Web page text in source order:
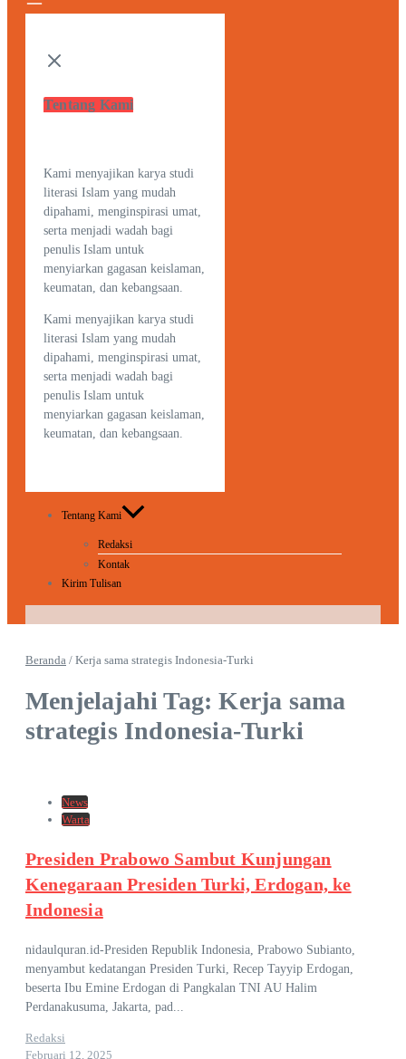
Tentang Kami
Kami menyajikan karya studi
literasi Islam yang mudah
dipahami, menginspirasi umat,
serta menjadi wadah bagi
penulis Islam untuk
menyiarkan gagasan keislaman,
keumatan, dan kebangsaan.
Kami menyajikan karya studi
literasi Islam yang mudah
dipahami, menginspirasi umat,
serta menjadi wadah bagi
penulis Islam untuk
menyiarkan gagasan keislaman,
keumatan, dan kebangsaan.
Tentang Kami
Redaksi
Kontak
Kirim Tulisan
Beranda / Kerja sama strategis Indonesia-Turki
Menjelajahi Tag: Kerja sama
strategis Indonesia-Turki
News
Warta
Presiden Prabowo Sambut Kunjungan
Kenegaraan Presiden Turki, Erdogan, ke
Indonesia
nidaulquran.id-Presiden Republik Indonesia, Prabowo Subianto,
menyambut kedatangan Presiden Turki, Recep Tayyip Erdogan,
beserta Ibu Emine Erdogan di Pangkalan TNI AU Halim
Perdanakusuma, Jakarta, pad...
Redaksi
Februari 12, 2025